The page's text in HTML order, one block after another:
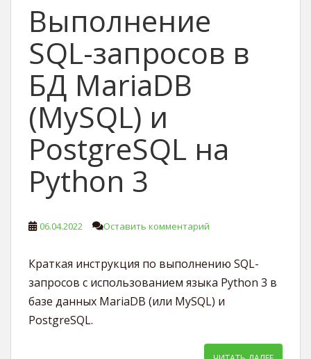
Выполнение
SQL-запросов в
БД MariaDB
(MySQL) и
PostgreSQL на
Python 3
06.04.2022 Оставить комментарий
Краткая инструкция по выполнению SQL-
запросов с использованием языка Python 3 в
базе данных MariaDB (или MySQL) и
PostgreSQL.